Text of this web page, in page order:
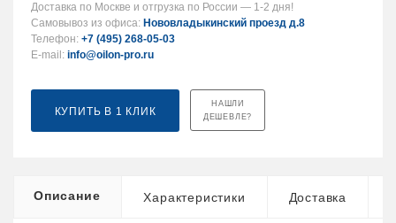
Доставка по Москве и отгрузка по России — 1-2 дня!
Самовывоз из офиса: Нововладыкинский проезд д.8
Телефон: +7 (495) 268-05-03
E-mail: info@oilon-pro.ru
КУПИТЬ В 1 КЛИК
НАШЛИ
ДЕШЕВЛЕ?
Описание Характеристики Доставка